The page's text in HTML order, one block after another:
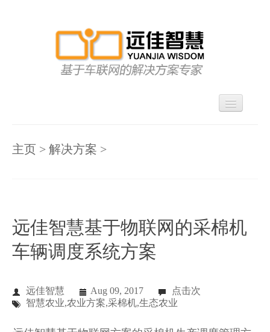
信息资讯
主页 > 解决方案 >
远佳智慧基于物联网的采棉机
车辆调度系统方案
远佳智慧 Aug 09, 2017 点击次
智慧农业,农业方案,采棉机,生态农业